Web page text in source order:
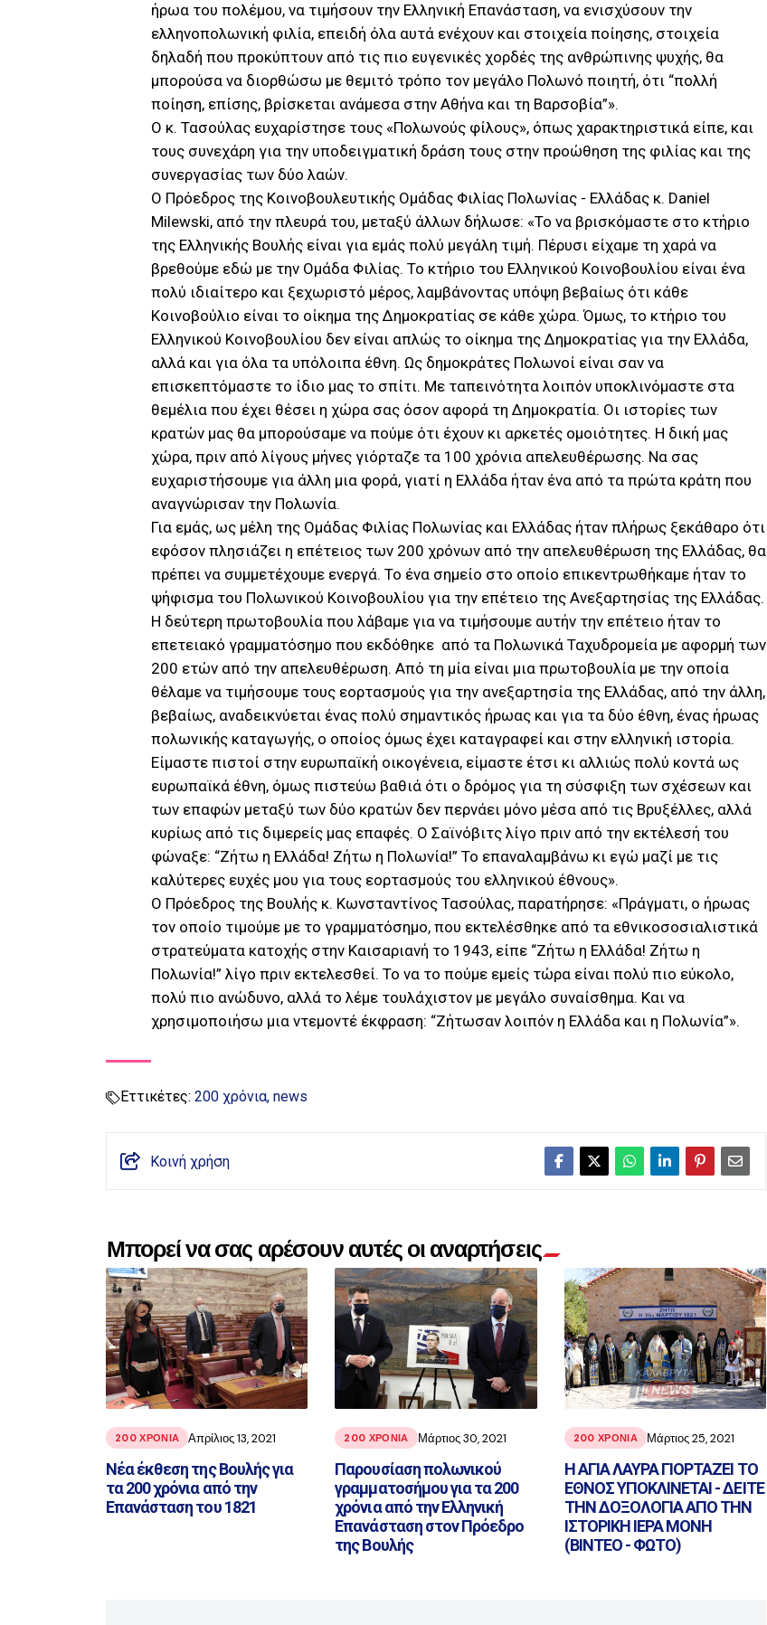
ήρωα του πολέμου, να τιμήσουν την Ελληνική Επανάσταση, να ενισχύσουν την
ελληνοπολωνική φιλία, επειδή όλα αυτά ενέχουν και στοιχεία ποίησης, στοιχεία
δηλαδή που προκύπτουν από τις πιο ευγενικές χορδές της ανθρώπινης ψυχής, θα
μπορούσα να διορθώσω με θεμιτό τρόπο τον μεγάλο Πολωνό ποιητή, ότι “πολλή
ποίηση, επίσης, βρίσκεται ανάμεσα στην Αθήνα και τη Βαρσοβία”».
Ο κ. Τασούλας ευχαρίστησε τους «Πολωνούς φίλους», όπως χαρακτηριστικά είπε, και
τους συνεχάρη για την υποδειγματική δράση τους στην προώθηση της φιλίας και της
συνεργασίας των δύο λαών.
Ο Πρόεδρος της Κοινοβουλευτικής Ομάδας Φιλίας Πολωνίας - Ελλάδας κ. Daniel
Milewski, από την πλευρά του, μεταξύ άλλων δήλωσε: «Το να βρισκόμαστε στο κτήριο
της Ελληνικής Βουλής είναι για εμάς πολύ μεγάλη τιμή. Πέρυσι είχαμε τη χαρά να
βρεθούμε εδώ με την Ομάδα Φιλίας. Το κτήριο του Ελληνικού Κοινοβουλίου είναι ένα
πολύ ιδιαίτερο και ξεχωριστό μέρος, λαμβάνοντας υπόψη βεβαίως ότι κάθε
Κοινοβούλιο είναι το οίκημα της Δημοκρατίας σε κάθε χώρα. Όμως, το κτήριο του
Ελληνικού Κοινοβουλίου δεν είναι απλώς το οίκημα της Δημοκρατίας για την Ελλάδα,
αλλά και για όλα τα υπόλοιπα έθνη. Ως δημοκράτες Πολωνοί είναι σαν να
επισκεπτόμαστε το ίδιο μας το σπίτι. Με ταπεινότητα λοιπόν υποκλινόμαστε στα
θεμέλια που έχει θέσει η χώρα σας όσον αφορά τη Δημοκρατία. Οι ιστορίες των
κρατών μας θα μπορούσαμε να πούμε ότι έχουν κι αρκετές ομοιότητες. Η δική μας
χώρα, πριν από λίγους μήνες γιόρταζε τα 100 χρόνια απελευθέρωσης. Να σας
ευχαριστήσουμε για άλλη μια φορά, γιατί η Ελλάδα ήταν ένα από τα πρώτα κράτη που
αναγνώρισαν την Πολωνία.
Για εμάς, ως μέλη της Ομάδας Φιλίας Πολωνίας και Ελλάδας ήταν πλήρως ξεκάθαρο ότι
εφόσον πλησιάζει η επέτειος των 200 χρόνων από την απελευθέρωση της Ελλάδας, θα
πρέπει να συμμετέχουμε ενεργά. Το ένα σημείο στο οποίο επικεντρωθήκαμε ήταν το
ψήφισμα του Πολωνικού Κοινοβουλίου για την επέτειο της Ανεξαρτησίας της Ελλάδας.
Η δεύτερη πρωτοβουλία που λάβαμε για να τιμήσουμε αυτήν την επέτειο ήταν το
επετειακό γραμματόσημο που εκδόθηκε από τα Πολωνικά Ταχυδρομεία με αφορμή των
200 ετών από την απελευθέρωση. Από τη μία είναι μια πρωτοβουλία με την οποία
θέλαμε να τιμήσουμε τους εορτασμούς για την ανεξαρτησία της Ελλάδας, από την άλλη,
βεβαίως, αναδεικνύεται ένας πολύ σημαντικός ήρωας και για τα δύο έθνη, ένας ήρωας
πολωνικής καταγωγής, ο οποίος όμως έχει καταγραφεί και στην ελληνική ιστορία.
Είμαστε πιστοί στην ευρωπαϊκή οικογένεια, είμαστε έτσι κι αλλιώς πολύ κοντά ως
ευρωπαϊκά έθνη, όμως πιστεύω βαθιά ότι ο δρόμος για τη σύσφιξη των σχέσεων και
των επαφών μεταξύ των δύο κρατών δεν περνάει μόνο μέσα από τις Βρυξέλλες, αλλά
κυρίως από τις διμερείς μας επαφές. Ο Σαϊνόβιτς λίγο πριν από την εκτέλεσή του
φώναξε: “Ζήτω η Ελλάδα! Ζήτω η Πολωνία!” Το επαναλαμβάνω κι εγώ μαζί με τις
καλύτερες ευχές μου για τους εορτασμούς του ελληνικού έθνους».
Ο Πρόεδρος της Βουλής κ. Κωνσταντίνος Τασούλας, παρατήρησε: «Πράγματι, ο ήρωας
τον οποίο τιμούμε με το γραμματόσημο, που εκτελέσθηκε από τα εθνικοσοσιαλιστικά
στρατεύματα κατοχής στην Καισαριανή το 1943, είπε “Ζήτω η Ελλάδα! Ζήτω η
Πολωνία!” λίγο πριν εκτελεσθεί. Το να το πούμε εμείς τώρα είναι πολύ πιο εύκολο,
πολύ πιο ανώδυνο, αλλά το λέμε τουλάχιστον με μεγάλο συναίσθημα. Και να
χρησιμοποιήσω μια ντεμοντέ έκφραση: “Ζήτωσαν λοιπόν η Ελλάδα και η Πολωνία”».
Εττικέτες: 200 χρόνια news
Κοινή χρήση
Μπορεί να σας αρέσουν αυτές οι αναρτήσεις
200 ΧΡΌΝΙΑ Απρίλιος 13, 2021
Νέα έκθεση της Βουλής για
τα 200 χρόνια από την
Επανάσταση του 1821
200 ΧΡΌΝΙΑ Μάρτιος 30, 2021
Παρουσίαση πολωνικού
γραμματοσήμου για τα 200
χρόνια από την Ελληνική
Επανάσταση στον Πρόεδρο
της Βουλής
200 ΧΡΌΝΙΑ Μάρτιος 25, 2021
Η ΑΓΙΑ ΛΑΥΡΑ ΓΙΟΡΤΑΖΕΙ ΤΟ
ΕΘΝΟΣ ΥΠΟΚΛΙΝΕΤΑΙ - ΔΕΙΤΕ
ΤΗΝ ΔΟΞΟΛΟΓΙΑ ΑΠΟ ΤΗΝ
ΙΣΤΟΡΙΚΗ ΙΕΡΑ ΜΟΝΗ
(ΒΙΝΤΕΟ - ΦΩΤΟ)